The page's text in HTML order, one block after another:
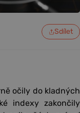
Sdílet
očily do kladných
indexy zakončily